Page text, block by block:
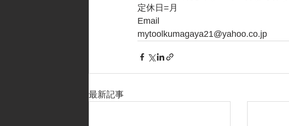
定休日=月
Email
mytoolkumagaya21@yahoo.co.jp
最新記事